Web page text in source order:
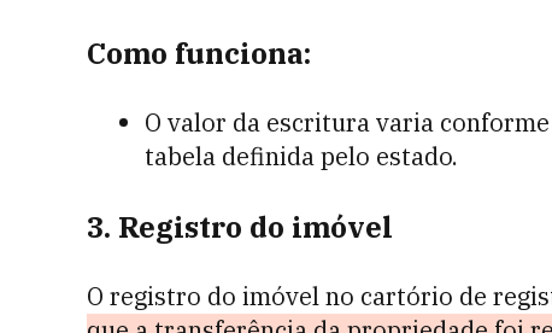
Como funciona:
O valor da escritura varia
tabela definida pelo estado.
3. Registro do imóvel
O registro do imóvel no cartório de